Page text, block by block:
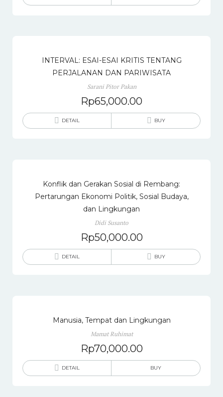
INTERVAL: ESAI-ESAI KRITIS TENTANG
PERJALANAN DAN PARIWISATA
Sarani Pitor Pakan
Rp65,000.00
DETAIL BUY
Konflik dan Gerakan Sosial di Rembang:
Pertarungan Ekonomi Politik, Sosial Budaya,
dan Lingkungan
Didi Susanto
Rp50,000.00
DETAIL BUY
Manusia, Tempat dan Lingkungan
Mamat Ruhimat
Rp70,000.00
DETAIL BUY